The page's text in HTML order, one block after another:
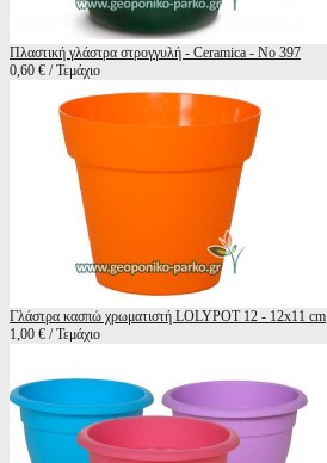
Πλαστική γλάστρα στρογγυλή - Ceramica - No 397
0,60 € / Τεμάχιο
Γλάστρα κασπώ χρωματιστή LOLYPOT 12 - 12x11 cm
1,00 € / Τεμάχιο